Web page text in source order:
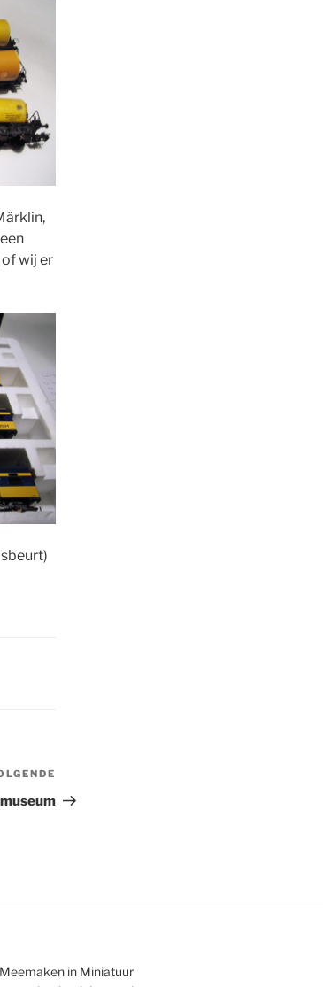
wij er
bericht
in Miniatuur